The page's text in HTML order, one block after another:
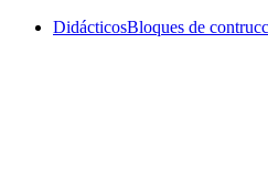
DidácticosBloques de